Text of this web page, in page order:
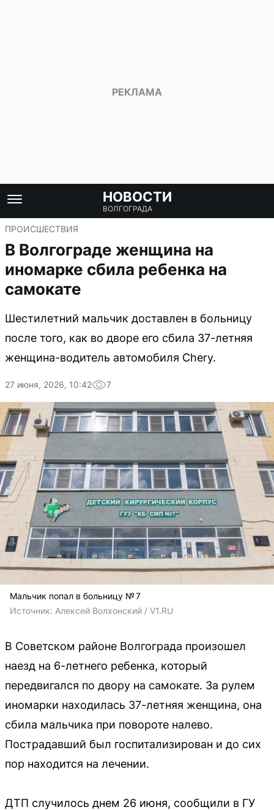
НОВОСТИ
ВОЛГОГРАДА
ПРОИСШЕСТВИЯ
В Волгограде женщина на
иномарке сбила ребенка на
самокате
Шестилетний мальчик доставлен в больницу
после того, как во дворе его сбила 37-летняя
женщина-водитель автомобиля Chery.
27 июня, 2026, 10:42 7
Мальчик попал в больницу № 7
Источник: Алексей Волхонский / V1.RU
В Советском районе Волгограда произошел
наезд на 6-летнего ребенка, который
передвигался по двору на самокате. За рулем
иномарки находилась 37-летняя женщина, она
сбила мальчика при повороте налево.
Пострадавший был госпитализирован и до сих
пор находится на лечении.
ДТП случилось днем 26 июня, сообщили в ГУ